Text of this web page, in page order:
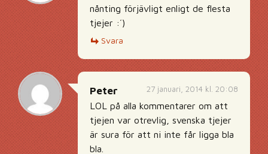
nånting förjävligt enligt de flesta
tjejer :´)
Svara
27 januari, 2014 kl. 20:08
Peter
LOL på alla kommentarer om att
tjejen var otrevlig, svenska tjejer
är sura för att ni inte får ligga bla
bla.